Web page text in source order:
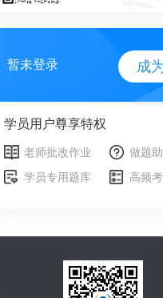
暂未登录 成
学员用户尊享特权
老师批改作业
做题
学员专用题库
高频